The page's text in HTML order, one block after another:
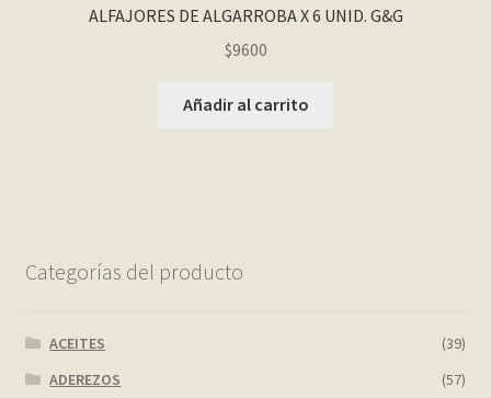
ALFAJORES DE ALGARROBA X 6 UNID. G&G
$9600
Añadir al carrito
Categorías del producto
ACEITES
(39)
ADEREZOS
(57)